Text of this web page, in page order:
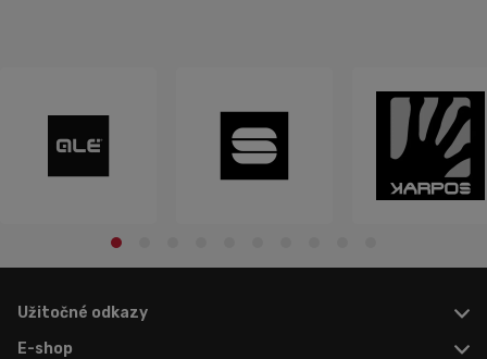
Užitočné odkazy
E-shop